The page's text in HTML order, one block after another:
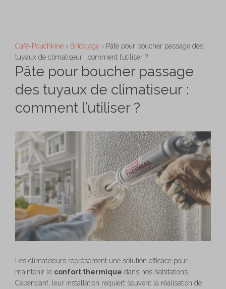
Café-Pouchkine › Bricolage › Pâte pour boucher passage des
tuyaux de climatiseur : comment l’utiliser ?
Pâte pour boucher passage
des tuyaux de climatiseur :
comment l’utiliser ?
Les climatiseurs représentent une solution efficace pour
maintenir le confort thermique dans nos habitations.
Cependant, leur installation requiert souvent la réalisation de